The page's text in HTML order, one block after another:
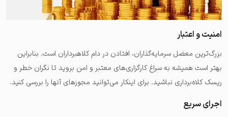
امنیت و اعتبار
بزرگ‌ترین معضل سرمایه‌گذاران، افتادن در دام کلاهبرداران است. بنابراین
بهتر است همیشه به سراغ کارگزاری‌های معتبر و امن بروید تا نگران خطر و
ریسک کلاه‌برداری نباشید. برای اینکار می‌توانید مجوزهای آنها را بررسی کنید.
اجرای سریع